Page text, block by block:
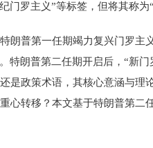
门罗主义”等标签，但将其称
朗普第一任期竭力复兴门罗主
特朗普第二任期开启后，“新
是政策术语，其核心意涵与
心转移？本文基于特朗普第